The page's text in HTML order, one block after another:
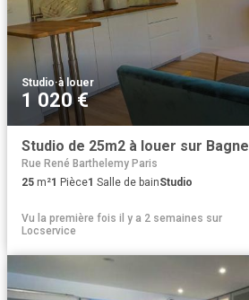
Studio·à louer
1 020 €
Studio de 25m2 à louer sur
Rue René Barthelemy Paris
25 m²1 Pièce1 Salle de bainStudio
Vu la première fois il y a 2 semaines sur
Locservice